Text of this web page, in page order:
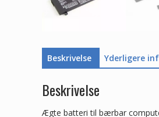
Beskrivelse Yderligere
Beskrivelse
Ægte batteri til bærbar